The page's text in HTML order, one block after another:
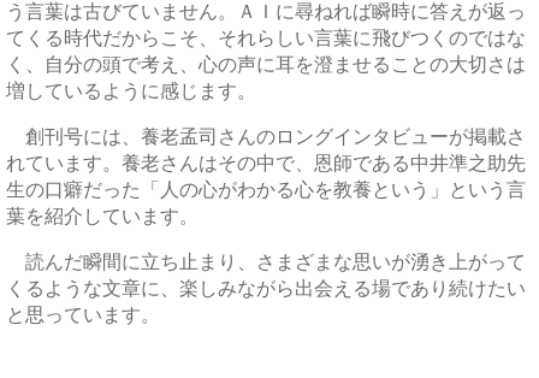
う言葉は古びていません。ＡＩに尋ねれば瞬時に答えが返っ
てくる時代だからこそ、それらしい言葉に飛びつくのではな
く、自分の頭で考え、心の声に耳を澄ませることの大切さは
増しているように感じます。
創刊号には、養老孟司さんのロングインタビューが掲載さ
れています。養老さんはその中で、恩師である中井準之助先
生の口癖だった「人の心がわかる心を教養という」という言
葉を紹介しています。
読んだ瞬間に立ち止まり、さまざまな思いが湧き上がって
くるような文章に、楽しみながら出会える場であり続けたい
と思っています。